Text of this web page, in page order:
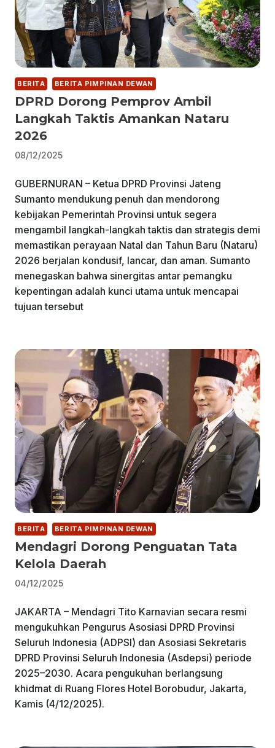
BERITA BERITA PIMPINAN DEWAN
DPRD Dorong Pemprov Ambil
Langkah Taktis Amankan Nataru
2026
08/12/2025
GUBERNURAN – Ketua DPRD Provinsi Jateng
Sumanto mendukung penuh dan mendorong
kebijakan Pemerintah Provinsi untuk segera
mengambil langkah-langkah taktis dan strategis demi
memastikan perayaan Natal dan Tahun Baru (Nataru)
2026 berjalan kondusif, lancar, dan aman. Sumanto
menegaskan bahwa sinergitas antar pemangku
kepentingan adalah kunci utama untuk mencapai
tujuan tersebut
BERITA BERITA PIMPINAN DEWAN
Mendagri Dorong Penguatan Tata
Kelola Daerah
04/12/2025
JAKARTA – Mendagri Tito Karnavian secara resmi
mengukuhkan Pengurus Asosiasi DPRD Provinsi
Seluruh Indonesia (ADPSI) dan Asosiasi Sekretaris
DPRD Provinsi Seluruh Indonesia (Asdepsi) periode
2025–2030. Acara pengukuhan berlangsung
khidmat di Ruang Flores Hotel Borobudur, Jakarta,
Kamis (4/12/2025).